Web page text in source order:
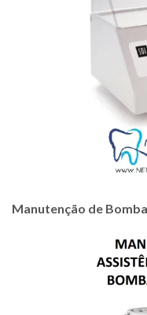
Manutenção de